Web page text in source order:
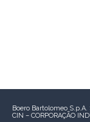
Boero Bartolomeo S.p.A.
CIN – CORPORAÇÃO